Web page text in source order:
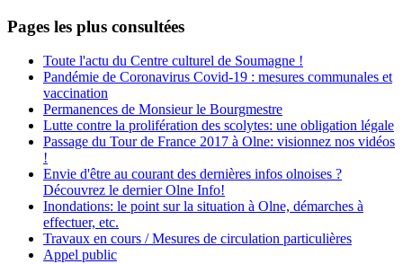
Pages les plus consultées
Toute l'actu du Centre culturel de Soumagne !
Pandémie de Coronavirus Covid-19 : mesures communales et
vaccination
Permanences de Monsieur le Bourgmestre
Lutte contre la prolifération des scolytes: une obligation légale
Passage du Tour de France 2017 à Olne: visionnez nos vidéos
!
Envie d'être au courant des dernières infos olnoises ?
Découvrez le dernier Olne Info!
Inondations: le point sur la situation à Olne, démarches à
effectuer, etc.
Travaux en cours / Mesures de circulation particulières
Appel public